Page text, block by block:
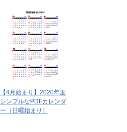
【4月始まり】2020年度
シンプルなPDFカレンダ
ー（日曜始まり）